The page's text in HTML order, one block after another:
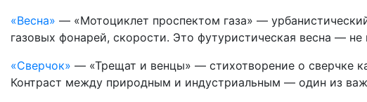
«Весна» — «Мотоциклет проспектом газа» —
газовых фонарей, скорости. Это футуристическая весна —
«Сверчок» — «Трещат и венцы» — стихотворение о сверчке
Контраст между природным и индустриальным — один из